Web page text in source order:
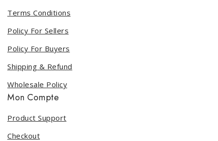
Terms Conditions
Policy For Sellers
Policy For Buyers
Shipping & Refund
Wholesale Policy
Mon Compte
Product Support
Checkout